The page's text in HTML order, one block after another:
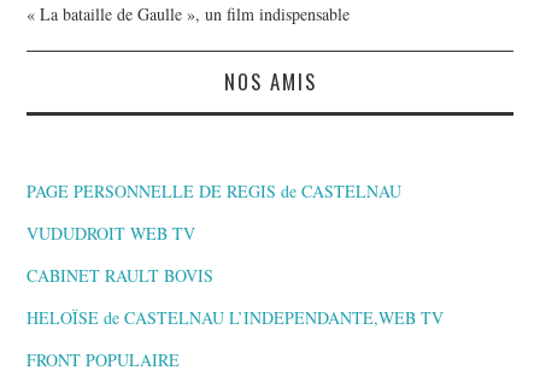
« La bataille de Gaulle », un film indispensable
NOS AMIS
PAGE PERSONNELLE DE REGIS de CASTELNAU
VUDUDROIT WEB TV
CABINET RAULT BOVIS
HELOÏSE de CASTELNAU L’INDEPENDANTE,WEB TV
FRONT POPULAIRE